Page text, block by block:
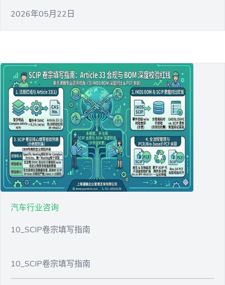
2026年05月22日
汽车行业咨询
10_SCIP卷宗填写指南
10_SCIP卷宗填写指南